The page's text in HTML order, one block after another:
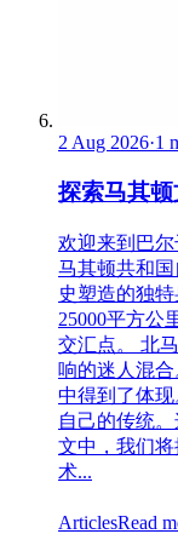
2 Aug 2026·1
探索马其
欢迎来到巴
马其顿共和
史塑造的独
25000平方公
交汇点。 北
响的迷人混
中得到了体
自己的传统
文中，我们
术...
ArticlesRead